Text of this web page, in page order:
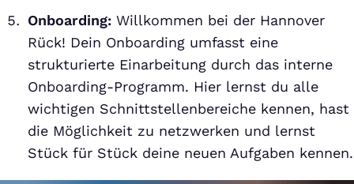
Onboarding: Willkommen bei der Hannover
Rück! Dein Onboarding umfasst eine
strukturierte Einarbeitung durch das interne
Onboarding-Programm. Hier lernst du alle
wichtigen Schnittstellenbereiche kennen, hast
die Möglichkeit zu netzwerken und lernst
Stück für Stück deine neuen Aufgaben kennen.